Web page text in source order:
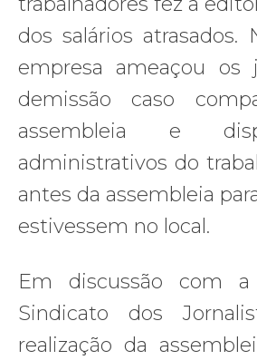
dos salários atrasados.
empresa ameaçou os
demissão caso
assembleia e
administrativos do
antes da assembleia
estivessem no local.
Em discussão com a
Sindicato dos
realização da